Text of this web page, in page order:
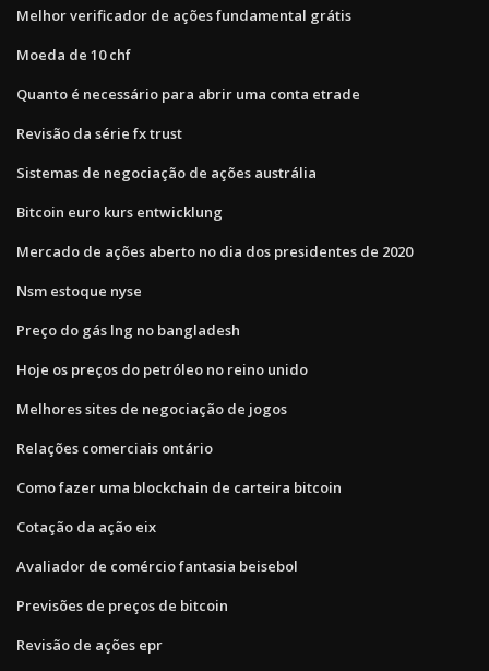
Melhor verificador de ações fundamental grátis
Moeda de 10 chf
Quanto é necessário para abrir uma conta etrade
Revisão da série fx trust
Sistemas de negociação de ações austrália
Bitcoin euro kurs entwicklung
Mercado de ações aberto no dia dos presidentes de 2020
Nsm estoque nyse
Preço do gás lng no bangladesh
Hoje os preços do petróleo no reino unido
Melhores sites de negociação de jogos
Relações comerciais ontário
Como fazer uma blockchain de carteira bitcoin
Cotação da ação eix
Avaliador de comércio fantasia beisebol
Previsões de preços de bitcoin
Revisão de ações epr